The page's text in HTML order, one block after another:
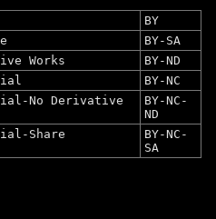
BY
BY-SA
Works
BY-ND
BY-NC
No Derivative
BY-NC-
ND
Share
BY-NC-
SA